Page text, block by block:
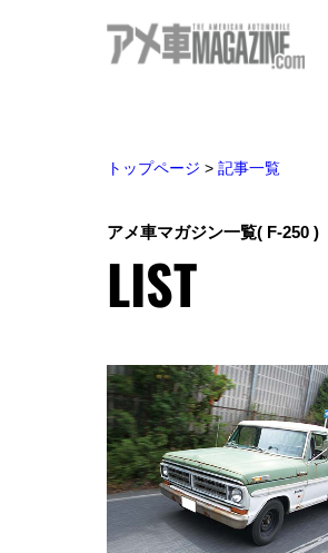
トップページ > 記事一覧
アメ車マガジン一覧( F-250 )
LIST